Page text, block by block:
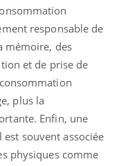
responsable de
mémoire, des
et de prise de
plus la
Enfin, une
est souvent associée
physiques comme